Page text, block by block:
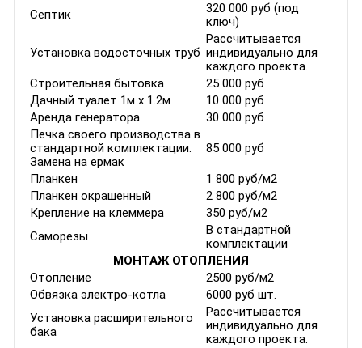
Септик
320 000 руб (под
ключ)
Установка водосточных труб
Рассчитывается
индивидуально для
каждого проекта.
Строительная бытовка
25 000 руб
Дачный туалет 1м х 1.2м
10 000 руб
Аренда генератора
30 000 руб
Печка своего производства в
стандартной комплектации.
Замена на ермак
85 000 руб
Планкен
1 800 руб/м2
Планкен окрашенный
2 800 руб/м2
Крепление на клеммера
350 руб/м2
Саморезы
В стандартной
комплектации
МОНТАЖ ОТОПЛЕНИЯ
Отопление
2500 руб/м2
Обвязка электро-котла
6000 руб шт.
Установка расширительного
бака
Рассчитывается
индивидуально для
каждого проекта.